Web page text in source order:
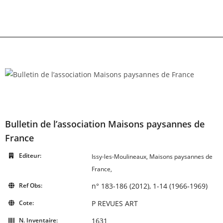
Bulletin de l’association Maisons paysannes de
France
Editeur:
Issy-les-Moulineaux, Maisons paysannes de
France,
Ref Obs:
n° 183-186 (2012), 1-14 (1966-1969)
Cote: P REVUES ART
N. Inventaire: 1631